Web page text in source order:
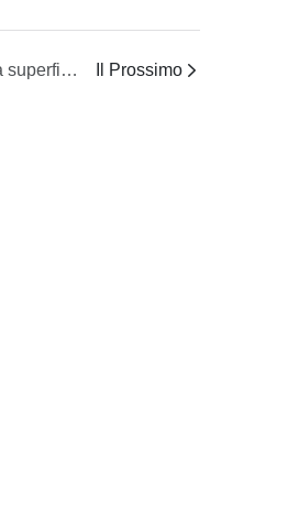
Una minore rugosità della superficie interna è sempre migliore? Il Prossimo